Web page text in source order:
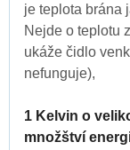
je teplota brána
Nejde o teplotu
ukáže čidlo
nefunguje),
1 Kelvin o
množštví